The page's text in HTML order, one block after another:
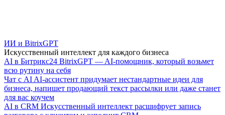
ИИ и BitrixGPT
Искусственный интеллект для каждого бизнеса
AI в Битрикс24 BitrixGPT — AI-помощник, который возьмет
всю рутину на себя
Чат с AI AI-ассистент придумает нестандартные идеи для
бизнеса, напишет продающий текст рассылки или даже станет
для вас коучем
AI в CRM Искусственный интеллект расшифрует запись